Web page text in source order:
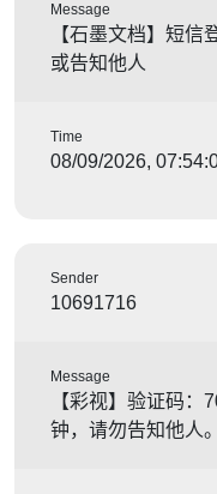
Message
【石墨文档】短信
或告知他人
Time
08/09/2026,
Sender
10691716
Message
【彩视】验证码：
钟，请勿告知他人。